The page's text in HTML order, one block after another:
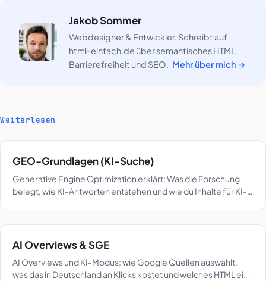
Jakob Sommer
Webdesigner & Entwickler. Schreibt auf
html-einfach.de über semantisches HTML,
Barrierefreiheit und SEO. Mehr über mich →
Weiterlesen
GEO-Grundlagen (KI-Suche)
Generative Engine Optimization erklärt: Was die Forschung
belegt, wie KI-Antworten entstehen und wie du Inhalte für KI-
AI Overviews & SGE
AI Overviews und KI-Modus: wie Google Quellen auswählt,
was das in Deutschland an Klicks kostet und welches HTML eine